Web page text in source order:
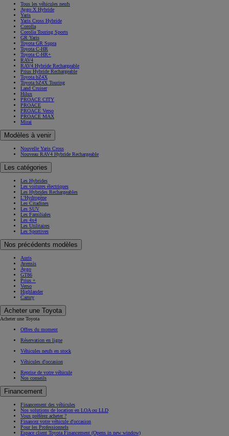
Tous les véhicules neufs
Aygo X Hybride
Yaris
Yaris Cross Hybride
Corolla
Corolla Touring Sports
GR Yaris
Toyota GR Supra
Toyota C-HR
Toyota C-HR+
RAV4
RAV4 Hybride Rechargeable
Prius Hybride Rechargeable
Toyota bZ4X
Toyota bZ4X Touring
Land Cruiser
Hilux
PROACE CITY
PROACE
PROACE Verso
PROACE MAX
Mirai
Modèles à venir
Nouvelle Yaris Cross
Nouveau RAV4 Hybride Rechargeable
Les catégories
Les Hybrides
Les voitures électriques
Les Hybrides Rechargeables
L'Hydrogène
Les Citadines
Les SUV
Les Familiales
Les 4x4
Les Utilitaires
Les Sportives
Nos précédents modèles
Auris
Avensis
Aygo
GT86
Prius +
Verso
Highlander
Camry
Acheter une Toyota
Acheter une Toyota
Offres du moment
Réservation en ligne
Véhicules neufs en stock
Véhicules d'occasion
Reprise de votre véhicule
Nos conseils
Financement
Financement des véhicules
Nos solutions de location en LOA ou LLD
Vous préférez acheter ?
Financez votre véhicule d'occasion
Pour les Professionnels
Espace client Toyota Financement (Opens in new window)